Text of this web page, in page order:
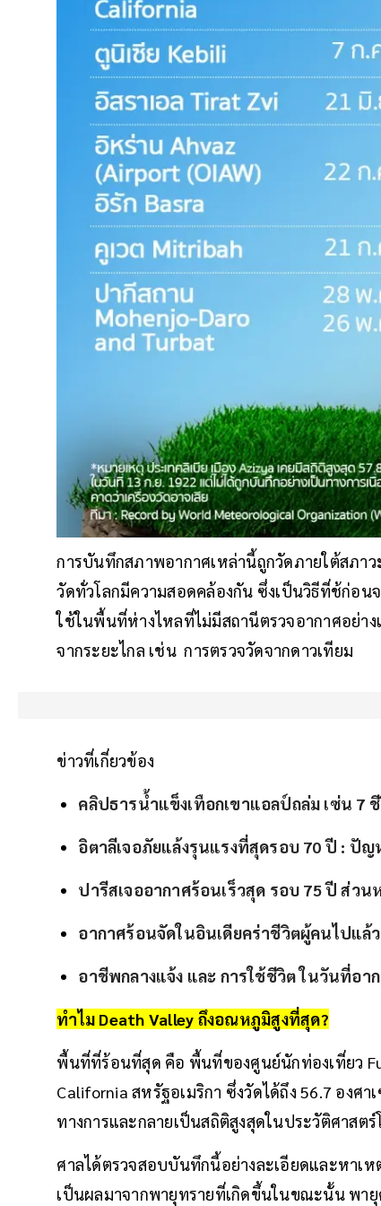
การบันทึกสภาพอากาศเหล่านี้ถูกวัดภายใต้สภา
วัดทั่วโลกมีความสอดคล้องกัน ซึ่งเป็นวิธีที่ช้ก่อ
ใช้ในพื้นที่ห่างไหลที่ไม่มีสถานีตรวจอากาศอย่าง
จากระยะไกล เช่น การตรวจวัดจากดาวเทียม
ข่าวที่เกี่ยวข้อง
คลิปธารน้ำแข็งเทือกเขาแอลป์ถล่ม เซ่น 7
อิตาลีเจอภัยแล้งรุนแรงที่สุดรอบ 70 ปี : ปั
ปารีสเจออากาศร้อนเร็วสุด รอบ 75 ปี ส่วน
อากาศร้อนจัดในอินเดียคร่าชีวิตผู้คนไปแล้
อาชีพกลางแจ้ง และ การใช้ชีวิต ในวันที่อา
ทำไม Death Valley ถึงอณหภูมิสูงที่สุด?
พื้นที่ที่ร้อนที่สุด คือ พื้นที่ของศูนย์นักท่องเที่ยว
California สหรัฐอเมริกา ซึ่งวัดได้ถึง 56.7 องศ
ทางการและกลายเป็นสถิติสูงสุดในประวัติศาสตร์
ศาลได้ตรวจสอบบันทึกนี้อย่างละเอียดและหา
เป็นผลมาจากพายุทรายที่เกิดขึ้นในขณะนั้น พา